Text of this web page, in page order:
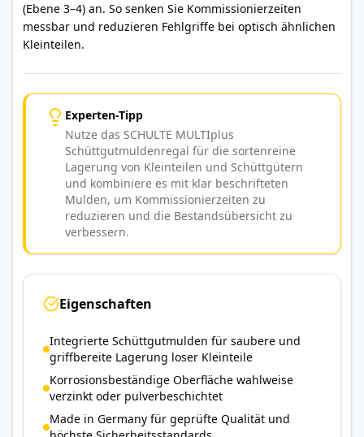
(Ebene 3–4) an. So senken Sie Kommissionierzeiten
messbar und reduzieren Fehlgriffe bei optisch ähnlichen
Kleinteilen.
Experten-Tipp
Nutze das SCHULTE MULTIplus
Schüttgutmuldenregal für die sortenreine
Lagerung von Kleinteilen und Schüttgütern
und kombiniere es mit klar beschrifteten
Mulden, um Kommissionierzeiten zu
reduzieren und die Bestandsübersicht zu
verbessern.
Eigenschaften
Integrierte Schüttgutmulden für saubere und
griffbereite Lagerung loser Kleinteile
Korrosionsbeständige Oberfläche wahlweise
verzinkt oder pulverbeschichtet
Made in Germany für geprüfte Qualität und